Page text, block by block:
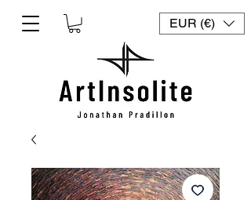
EUR (€)